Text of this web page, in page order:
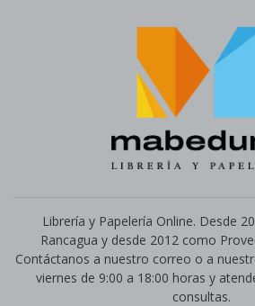
Librería y Papelería Online. Desde
Rancagua y desde 2012 como
Contáctanos a nuestro correo o a
viernes de 9:00 a 18:00 horas y
consultas.